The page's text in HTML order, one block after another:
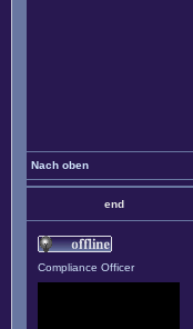
Nach oben
end
Compliance Officer